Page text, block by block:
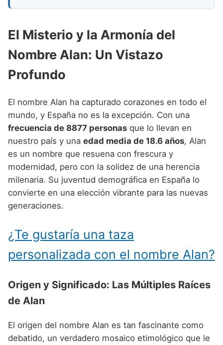
Nombres de niño que empiezan por R
Nombres de niño que empiezan por S
Nombres de niño que empiezan por T
Nombres de niño que empiezan por U
Nombres de niño que empiezan por V
Nombres de niño que empiezan por W
Nombres de niño que empiezan por X
Nombres de niño que empiezan por Y
Nombres de niño que empiezan por Z
Nombres de Niño Rumanos
Nombres de Niño Rusos
Nombres de Niño Suecos
El Misterio y la Armonía del
Nombre Alan: Un Vistazo
Profundo
El nombre Alan ha capturado corazones en todo el
mundo, y España no es la excepción. Con una
frecuencia de 8877 personas que lo llevan en
nuestro país y una edad media de 18.6 años, Alan
es un nombre que resuena con frescura y
modernidad, pero con la solidez de una herencia
milenaria. Su juventud demográfica en España lo
convierte en una elección vibrante para las nuevas
generaciones.
¿Te gustaría una taza
personalizada con el nombre Alan?
Origen y Significado: Las Múltiples Raíces
de Alan
El origen del nombre Alan es tan fascinante como
debatido, un verdadero mosaico etimológico que le